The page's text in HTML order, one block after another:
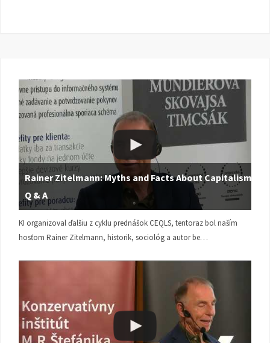
Rainer Zitelmann: Myths and Facts About Capitalism |
Q & A
KI organizoval ďalšiu z cyklu prednášok CEQLS, tentoraz bol naším
hosťom Rainer Zitelmann, historik, sociológ a autor be…